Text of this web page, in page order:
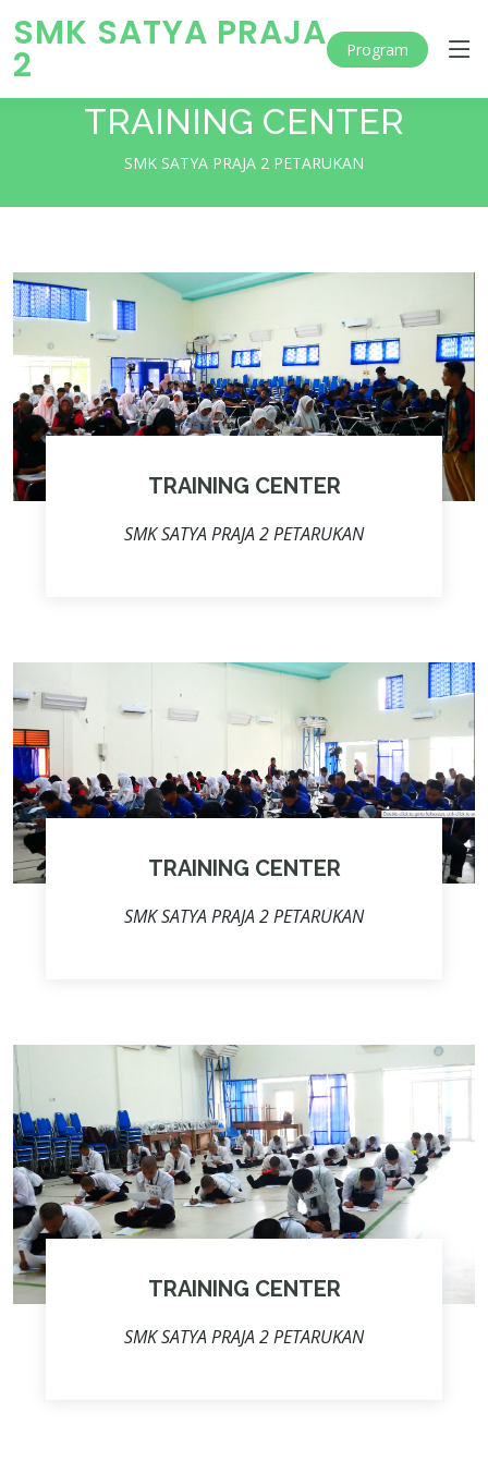
SMK SATYA PRAJA
2 Program
TRAINING CENTER
SMK SATYA PRAJA 2 PETARUKAN
TRAINING CENTER
SMK SATYA PRAJA 2 PETARUKAN
TRAINING CENTER
SMK SATYA PRAJA 2 PETARUKAN
TRAINING CENTER
SMK SATYA PRAJA 2 PETARUKAN